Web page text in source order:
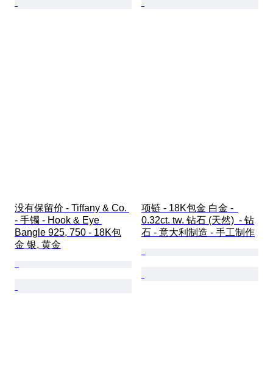
没有保留价 - Tiffany & Co.
- 手镯 - Hook & Eye
Bangle 925, 750 - 18K包
金 银, 黄金
项链 - 18K包金 白金 -
0.32ct. tw. 钻石 (天然)  - 钻
石 - 意大利制造 - 手工制作